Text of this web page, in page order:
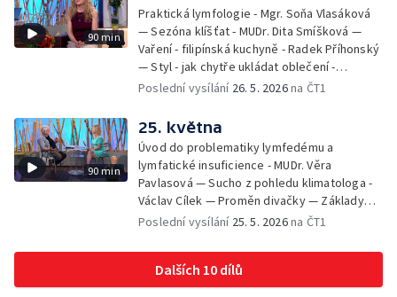
90 min
Praktická lymfologie - Mgr. Soňa Vlasáková
— Sezóna klíšťat - MUDr. Dita Smíšková —
Vaření - filipínská kuchyně - Radek Příhonský
— Styl - jak chytře ukládat oblečení -
Veronika Slaninová — Běháme s dětmi - jak
Schneiderová — Colours of Ostrava - Filip
Košťálek a Jan Vojtko — Tajemství křišťálové
planety - Jan Maxián, Petr Horák a Adélka
Hesová — Český svaz ochránců přírody - Eva
Šrailová
Poslední vysílání 26. 5. 2026na ČT1
90 min
25. května
Úvod do problematiky lymfedému a
lymfatické insuficience - MUDr. Věra
Pavlasová — Sucho z pohledu klimatologa -
Václav Cílek — Proměn divačky — Základy
bezpečnosti dětí na inline bruslích - Petr
Zooterapie - praktické využití - Linda
Tinková — Pražské jaro - Klára Boudalová,
Marko Ivanović
Poslední vysílání 25. 5. 2026na ČT1
Dalších 10 dílů